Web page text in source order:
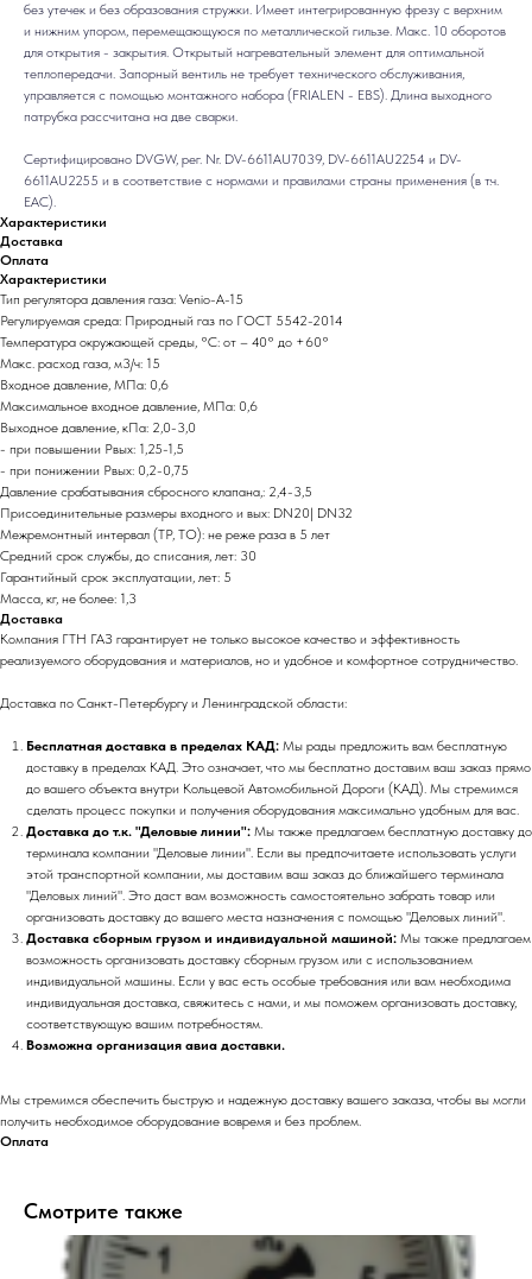
без утечек и без образования стружки. Имеет интегрированную фрезу с верхним
и нижним упором, перемещающуюся по металлической гильзе. Макс. 10 оборотов
для открытия - закрытия. Открытый нагревательный элемент для оптимальной
теплопередачи. Запорный вентиль не требует технического обслуживания,
управляется с помощью монтажного набора (FRIALEN - EBS). Длина выходного
патрубка рассчитана на две сварки.
Сертифицировано DVGW, рег. Nr. DV-6611AU7039, DV-6611AU2254 и DV-
6611AU2255 и в соответствие с нормами и правилами страны применения (в т.ч.
ЕАС).
Характеристики
Доставка
Оплата
Характеристики
Тип регулятора давления газа: Venio-A-15
Регулируемая среда: Природный газ по ГОСТ 5542-2014
Температура окружающей среды, °C: от – 40° до +60°
Макс. расход газа, м3/ч: 15
Входное давление, МПа: 0,6
Максимальное входное давление, МПа: 0,6
Выходное давление, кПа: 2,0-3,0
- при повышении Рвых: 1,25-1,5
- при понижении Рвых: 0,2-0,75
Давление срабатывания сбросного клапана,: 2,4-3,5
Присоединительные размеры входного и вых: DN20| DN32
Межремонтный интервал (ТР, ТО): не реже раза в 5 лет
Средний срок службы, до списания, лет: 30
Гарантийный срок эксплуатации, лет: 5
Масса, кг, не более: 1,3
Доставка
Компания ГТН ГАЗ гарантирует не только высокое качество и эффективность
реализуемого оборудования и материалов, но и удобное и комфортное сотрудничество.
Доставка по Санкт-Петербургу и Ленинградской области:
Бесплатная доставка в пределах КАД: Мы рады предложить вам бесплатную
доставку в пределах КАД. Это означает, что мы бесплатно доставим ваш заказ прямо
до вашего объекта внутри Кольцевой Автомобильной Дороги (КАД). Мы стремимся
сделать процесс покупки и получения оборудования максимально удобным для вас.
Доставка до т.к. "Деловые линии": Мы также предлагаем бесплатную доставку до
терминала компании "Деловые линии". Если вы предпочитаете использовать услуги
этой транспортной компании, мы доставим ваш заказ до ближайшего терминала
"Деловых линий". Это даст вам возможность самостоятельно забрать товар или
организовать доставку до вашего места назначения с помощью "Деловых линий".
Доставка сборным грузом и индивидуальной машиной: Мы также предлагаем
возможность организовать доставку сборным грузом или с использованием
индивидуальной машины. Если у вас есть особые требования или вам необходима
индивидуальная доставка, свяжитесь с нами, и мы поможем организовать доставку,
соответствующую вашим потребностям.
Возможна организация авиа доставки.
Мы стремимся обеспечить быструю и надежную доставку вашего заказа, чтобы вы могли
получить необходимое оборудование вовремя и без проблем.
Оплата
Смотрите также